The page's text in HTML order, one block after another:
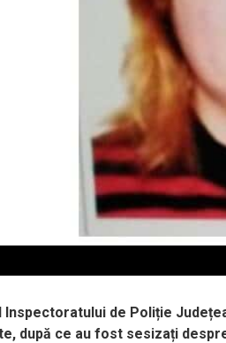
Inspectoratului de Poliție
după ce au fost sesizați